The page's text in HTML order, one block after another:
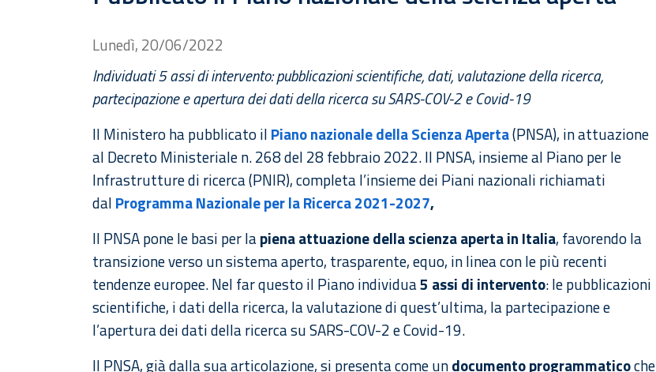
Lunedì, 20/06/2022
Individuati 5 assi di intervento: pubblicazioni scientifiche, dati, valutazione della ricerca,
partecipazione e apertura dei dati della ricerca su SARS-COV-2 e Covid-19
Il Ministero ha pubblicato il Piano nazionale della Scienza Aperta(PNSA), in attuazione
al Decreto Ministeriale n. 268 del 28 febbraio 2022. Il PNSA, insieme al Piano per le
Infrastrutture di ricerca (PNIR), completa l’insieme dei Piani nazionali richiamati
dal Programma Nazionale per la Ricerca 2021-2027,
Il PNSA pone le basi per lapiena attuazione della scienza aperta in Italia, favorendo la
transizione verso un sistema aperto, trasparente, equo, in linea con le più recenti
tendenze europee. Nel far questo il Piano individua5 assi di intervento: le pubblicazioni
scientifiche, i dati della ricerca, la valutazione di quest’ultima, la partecipazione e
l’apertura dei dati della ricercasu SARS-COV-2 e Covid-19.
Il PNSA, già dalla sua articolazione, si presenta come undocumento programmaticoche